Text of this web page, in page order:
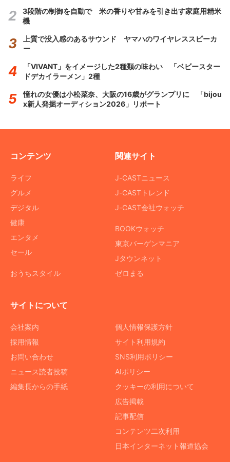
3段階の制御を自動で 米の香りや甘みを引き出す家庭用精米
機
上質で没入感のあるサウンド ヤマハのワイヤレススピーカ
ー
「VIVANT」をイメージした2種類の味わい 「ベビースター
ドデカイラーメン」2種
憧れの女優は小松菜奈、大阪の16歳がグランプリに 「bijou
x新人発掘オーディション2026」リポート
コンテンツ
ライフ
グルメ
デジタル
健康
エンタメ
セール
おうちスタイル
関連サイト
J-CASTニュース
J-CASTトレンド
J-CAST会社ウォッチ
BOOKウォッチ
東京バーゲンマニア
Jタウンネット
ゼロまる
サイトについて
会社案内
採用情報
お問い合わせ
ニュース読者投稿
編集長からの手紙
個人情報保護方針
サイト利用規約
SNS利用ポリシー
AIポリシー
クッキーの利用について
広告掲載
記事配信
コンテンツ二次利用
日本インターネット報道協会